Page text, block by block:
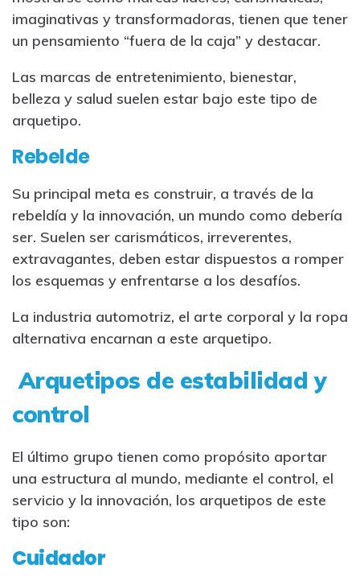
imaginativas y transformadoras, tienen que tener
un pensamiento “fuera de la caja” y destacar.
Las marcas de entretenimiento, bienestar,
belleza y salud suelen estar bajo este tipo de
arquetipo.
Rebelde
Su principal meta es construir, a través de la
rebeldía y la innovación, un mundo como debería
ser. Suelen ser carismáticos, irreverentes,
extravagantes, deben estar dispuestos a romper
los esquemas y enfrentarse a los desafíos.
La industria automotriz, el arte corporal y la ropa
alternativa encarnan a este arquetipo.
Arquetipos de estabilidad y
control
El último grupo tienen como propósito aportar
una estructura al mundo, mediante el control, el
servicio y la innovación, los arquetipos de este
tipo son:
Cuidador